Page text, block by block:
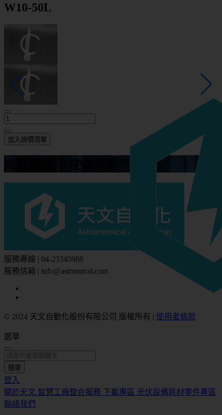
W10-50L
加入詢價清單
服務專線 | 04-23345988
服務信箱 | info@astromical.com
© 2024 天文自動化股份有限公司 版權所有 | 使用者條款
選單
搜尋
登入
關於天文 智慧工廠整合服務 下載專區 光伏設備耗材零件專區
聯絡我們